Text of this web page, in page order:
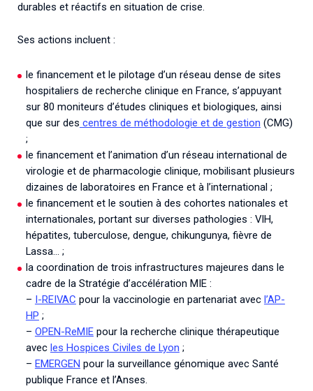
durables et réactifs en situation de crise.
Ses actions incluent :
le financement et le pilotage d’un réseau dense de sites
hospitaliers de recherche clinique en France, s’appuyant
sur 80 moniteurs d’études cliniques et biologiques, ainsi
que sur des centres de méthodologie et de gestion (CMG)
;
le financement et l’animation d’un réseau international de
virologie et de pharmacologie clinique, mobilisant plusieurs
dizaines de laboratoires en France et à l’international ;
le financement et le soutien à des cohortes nationales et
internationales, portant sur diverses pathologies : VIH,
hépatites, tuberculose, dengue, chikungunya, fièvre de
Lassa… ;
la coordination de trois infrastructures majeures dans le
cadre de la Stratégie d’accélération MIE :
– I-REIVAC pour la vaccinologie en partenariat avec l’AP-
HP ;
– OPEN-ReMIEpour la recherche clinique thérapeutique
avec les Hospices Civiles de Lyon ;
– EMERGEN pour la surveillance génomique avec Santé
publique France et l’Anses.